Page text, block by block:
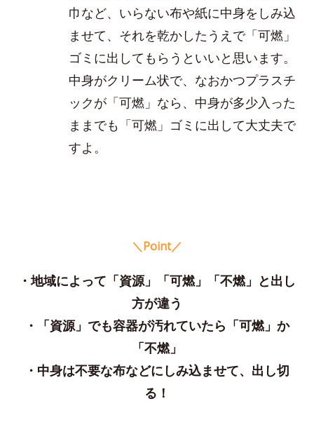
巾など、いらない布や紙に中身をしみ込
ませて、それを乾かしたうえで「可燃」
ゴミに出してもらうといいと思います。
中身がクリーム状で、なおかつプラスチ
ックが「可燃」なら、中身が多少入った
ままでも「可燃」ゴミに出して大丈夫で
すよ。
＼Point／
・地域によって「資源」「可燃」「不燃」と出し
方が違う
・「資源」でも容器が汚れていたら「可燃」か
「不燃」
・中身は不要な布などにしみ込ませて、出し切
る！